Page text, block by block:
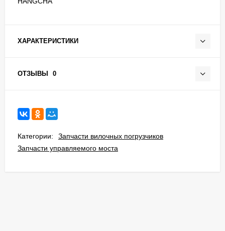
ХАРАКТЕРИСТИКИ
ОТЗЫВЫ 0
Категории:
Запчасти вилочных погрузчиков
Запчасти управляемого моста